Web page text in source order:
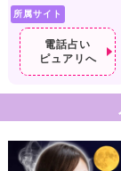
所属サイト
電話占い
ピュアリへ